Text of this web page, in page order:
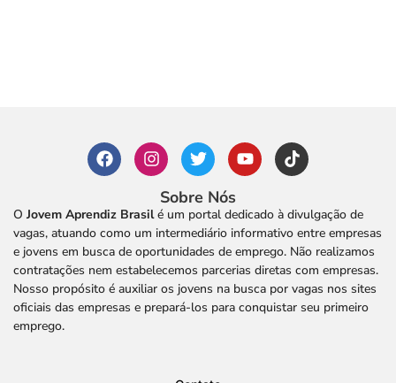
Sobre Nós
O Jovem Aprendiz Brasilé um portal dedicado à divulgação de
vagas, atuando como um intermediário informativo entre empresas
e jovens em busca de oportunidades de emprego. Não realizamos
contratações nem estabelecemos parcerias diretas com empresas.
Nosso propósito é auxiliar os jovens na busca por vagas nos sites
oficiais das empresas e prepará-los para conquistar seu primeiro
emprego.